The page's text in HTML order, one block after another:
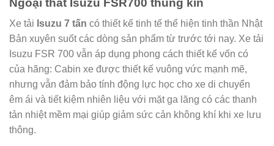
Ngoại thất Isuzu FSR700 thùng kín
Xe tải Isuzu 7 tấn có thiết kế tinh tế thể hiện tinh thần Nhật
Bản xuyên suốt các dòng sản phẩm từ trước tới nay. Xe tải
Isuzu FSR 700 vẫn áp dụng phong cách thiết kế vốn có
của hãng: Cabin xe được thiết kế vuông vức mạnh mẽ,
nhưng vẫn đảm bảo tính động lực học cho xe di chuyển
êm ái và tiết kiệm nhiên liệu với mặt ga lăng có các thanh
tản nhiệt mềm mại giúp giảm sức cản không khí khi xe lưu
thông.